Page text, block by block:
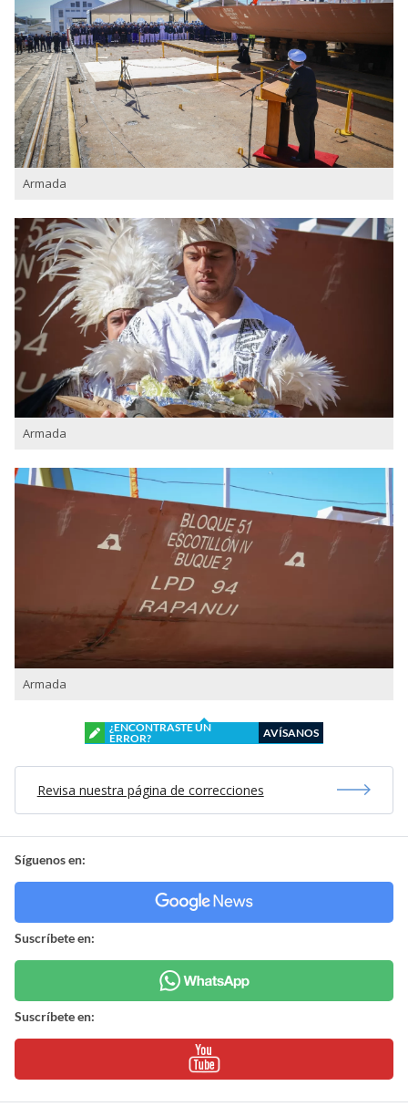
Armada
Armada
Armada
¿ENCONTRASTE UN
ERROR?
AVÍSANOS
Revisa nuestra página de correcciones
Síguenos en:
Suscríbete en:
Suscríbete en: